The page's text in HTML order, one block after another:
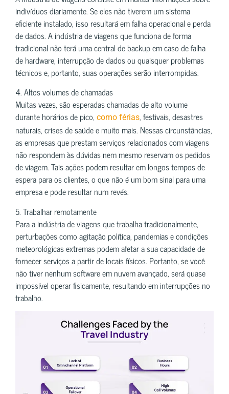
indivíduos diariamente. Se eles não tiverem um sistema
eficiente instalado, isso resultará em falha operacional e perda
de dados. A indústria de viagens que funciona de forma
tradicional não terá uma central de backup em caso de falha
de hardware, interrupção de dados ou quaisquer problemas
técnicos e, portanto, suas operações serão interrompidas.
4. Altos volumes de chamadas
Muitas vezes, são esperadas chamadas de alto volume
durante horários de pico, como férias, festivais, desastres
naturais, crises de saúde e muito mais. Nessas circunstâncias,
as empresas que prestam serviços relacionados com viagens
não respondem às dúvidas nem mesmo reservam os pedidos
de viagem. Tais ações podem resultar em longos tempos de
espera para os clientes, o que não é um bom sinal para uma
empresa e pode resultar num revés.
5. Trabalhar remotamente
Para a indústria de viagens que trabalha tradicionalmente,
perturbações como agitação política, pandemias e condições
meteorológicas extremas podem afetar a sua capacidade de
fornecer serviços a partir de locais físicos. Portanto, se você
não tiver nenhum software em nuvem avançado, será quase
impossível operar fisicamente, resultando em interrupções no
trabalho.